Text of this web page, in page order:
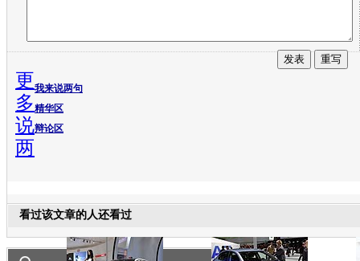
我来说两句
精华区
辩论区
更
多
说
两
看过该文章的人还看过